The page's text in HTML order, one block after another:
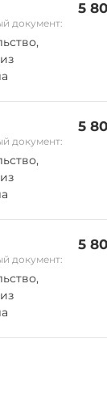
документ:
5
документ:
5
документ:
5